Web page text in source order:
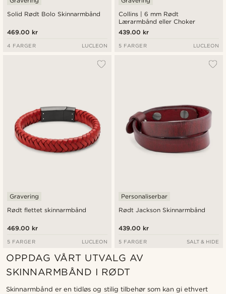
Solid Rødt Bolo Skinnarmbånd
469.00 kr
4 FARGER LUCLEON
Collins | 6 mm Rødt
Lærarmbånd eller Choker
439.00 kr
5 FARGER LUCLEON
Rødt flettet skinnarmbånd
Gravering
469.00 kr
5 FARGER LUCLEON
Rødt Jackson Skinnarmbånd
Personaliserbar
439.00 kr
5 FARGER SALT & HIDE
OPPDAG VÅRT UTVALG AV
SKINNARMBÅND I RØDT
Skinnarmbånd er en tidløs og stilig tilbehør som kan gi ethvert